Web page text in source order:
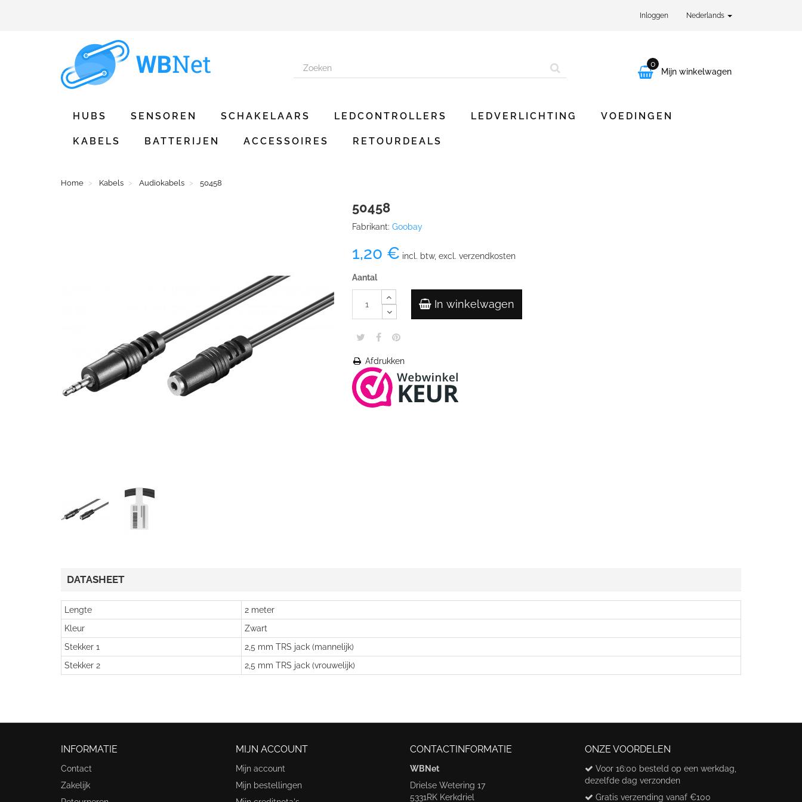
Inloggen Nederlands

0
Mijn winkelwagen
HUBS SENSOREN SCHAKELAARS LEDCONTROLLERS LEDVERLICHTING VOEDINGEN
KABELS BATTERIJEN ACCESSOIRES RETOURDEALS
Home Kabels Audiokabels 50458
50458
Fabrikant: Goobay
1,20 € incl. btw, excl. verzendkosten
Aantal
In winkelwagen
Afdrukken
DATASHEET
Lengte
2 meter
Kleur
Zwart
Stekker 1
2,5 mm TRS jack (mannelijk)
Stekker 2
2,5 mm TRS jack (vrouwelijk)
INFORMATIE
Contact
Zakelijk
MIJN ACCOUNT
Mijn account
Mijn bestellingen
CONTACTINFORMATIE
WBNet
Drielse Wetering 17
5331RK Kerkdriel
ONZE VOORDELEN
Voor 16:00 besteld op een werkdag,
dezelfde dag verzonden
Gratis verzending vanaf €100